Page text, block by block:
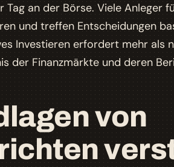
an der Börse. Viele Anleger
und treffen Entscheidungen
Investieren erfordert mehr als
der Finanzmärkte und deren
von